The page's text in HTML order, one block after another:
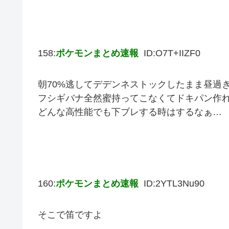
158:ポケモンまとめ速報 ID:O7T+IIZF0
朝70%逃してデデンネストックしたまま昼過
フシギバナ全然蜜持ってこなくてドキパン
どんな高性能でも下ブレする時はするなぁ…
160:ポケモンまとめ速報 ID:2YTL3Nu90
そこで笛ですよ